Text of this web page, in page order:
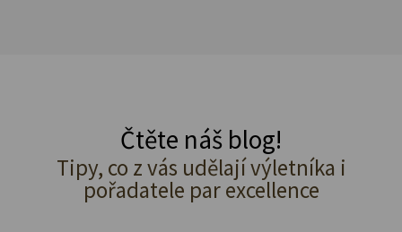
Čtěte náš blog!
Tipy, co z vás udělají výletníka i
pořadatele par excellence